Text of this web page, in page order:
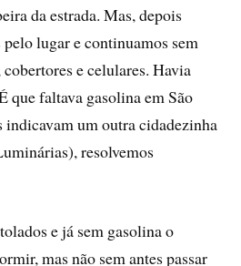
da estrada. Mas, depois
lugar e continuamos sem
e celulares. Havia
que faltava gasolina em São
indicavam um outra cidadezinha
resolvemos
e já sem gasolina o
mas não sem antes passar